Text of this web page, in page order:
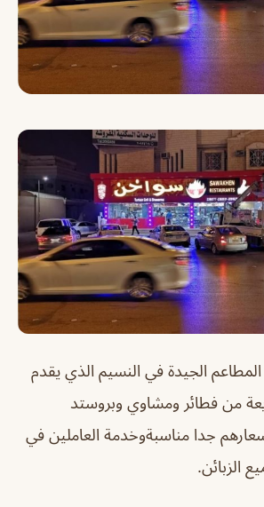
الجيدة في النسيم الذي يقدم
من فطائر ومشاوي وبروستد
جدا مناسبةوخدمة العاملين في
الزبائن.